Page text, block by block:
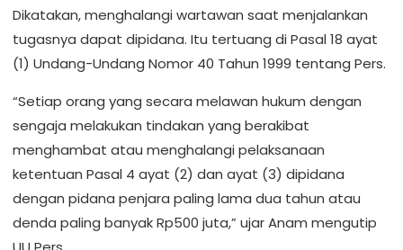
Dikatakan, menghalangi wartawan saat menjalankan
tugasnya dapat dipidana. Itu tertuang di Pasal 18 ayat
(1) Undang-Undang Nomor 40 Tahun 1999 tentang Pers.
“Setiap orang yang secara melawan hukum dengan
sengaja melakukan tindakan yang berakibat
menghambat atau menghalangi pelaksanaan
ketentuan Pasal 4 ayat (2) dan ayat (3) dipidana
dengan pidana penjara paling lama dua tahun atau
denda paling banyak Rp500 juta,” ujar Anam mengutip